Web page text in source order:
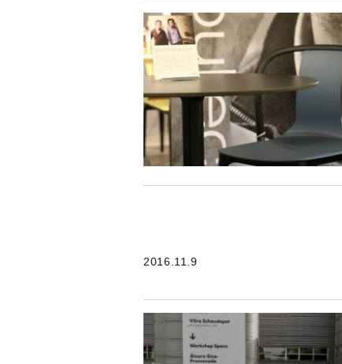
2016.11.9